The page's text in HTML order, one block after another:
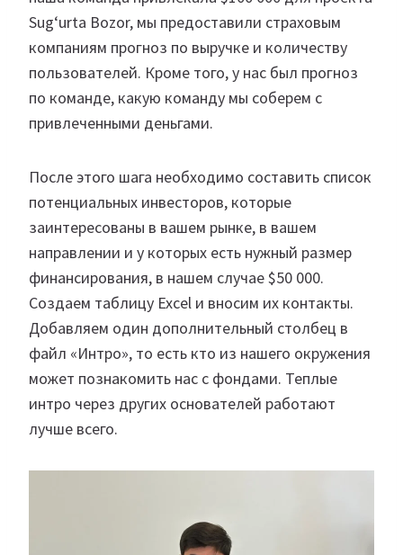
Sug‘urta Bozor, мы предоставили страховым
компаниям прогноз по выручке и количеству
пользователей. Кроме того, у нас был прогноз
по команде, какую команду мы соберем с
привлеченными деньгами.
После этого шага необходимо составить список
потенциальных инвесторов, которые
заинтересованы в вашем рынке, в вашем
направлении и у которых есть нужный размер
финансирования, в нашем случае $50 000.
Создаем таблицу Excel и вносим их контакты.
Добавляем один дополнительный столбец в
файл «Интро», то есть кто из нашего окружения
может познакомить нас с фондами. Теплые
интро через других основателей работают
лучше всего.